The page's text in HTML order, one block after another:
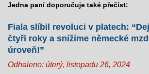
Jedna paní doporučuje také přečíst:
Fiala slíbil revoluci v platech:
čtyři roky a snížíme německé
úroveň!”
Odhaleno: úterý, listopadu 26, 2024